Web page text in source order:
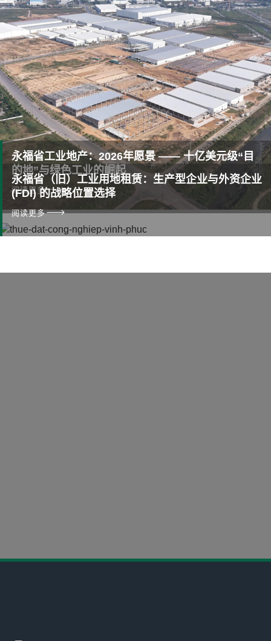
永福省工业地产：2026年愿景 —— 十亿美元级“目
的地”与绿色工业的崛起
阅读更多
永福省（旧）工业用地租赁：生产型企业与外资企业
(FDI) 的战略位置选择
阅读更多